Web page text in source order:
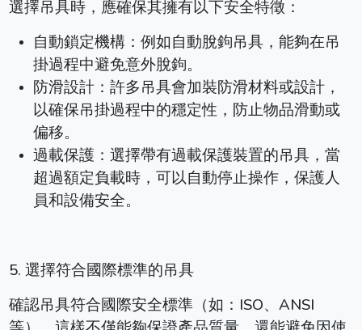
選擇吊具時，應確保其擁有以下安全特徵：
自動鎖定機構：例如自動脫鉤吊具，能夠在吊
掛過程中避免意外脫鉤。
防滑設計：許多吊具會加裝防滑材料或設計，
以確保吊掛過程中的穩定性，防止物品滑動或
偏移。
過載保護：選擇帶有過載保護裝置的吊具，當
超過額定負載時，可以自動停止操作，保護人
員和設備安全。
5. 選擇符合國際標準的吊具
確認吊具符合國際安全標準（如：ISO、ANSI